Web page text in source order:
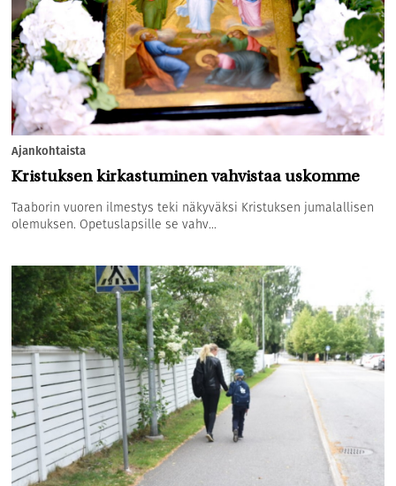
Ajankohtaista
Kristuksen kirkastuminen vahvistaa uskomme
Taaborin vuoren ilmestys teki näkyväksi Kristuksen jumalallisen
olemuksen. Opetuslapsille se vahv...